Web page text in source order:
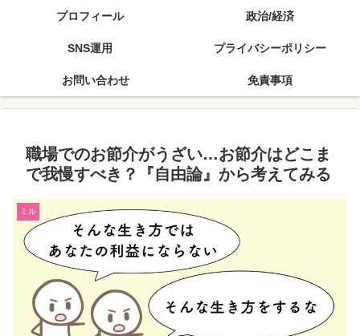
プロフィール 政治/経済
SNS運用 プライバシーポリシー
お問い合わせ 免責事項
職場でのお節介がうざい…お節介はどこま
で我慢すべき？『自由論』から考えてみる
ミル